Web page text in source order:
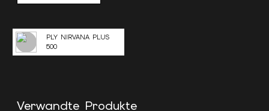
PLY NIRVANA PLUS
500
Verwandte Produkte